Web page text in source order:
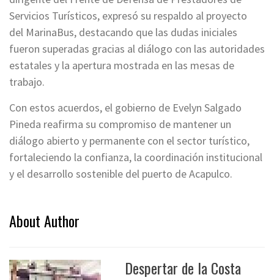
Servicios Turísticos, expresó su respaldo al proyecto
del MarinaBus, destacando que las dudas iniciales
fueron superadas gracias al diálogo con las autoridades
estatales y la apertura mostrada en las mesas de
trabajo.
Con estos acuerdos, el gobierno de Evelyn Salgado
Pineda reafirma su compromiso de mantener un
diálogo abierto y permanente con el sector turístico,
fortaleciendo la confianza, la coordinación institucional
y el desarrollo sostenible del puerto de Acapulco.
About Author
Despertar de la Costa